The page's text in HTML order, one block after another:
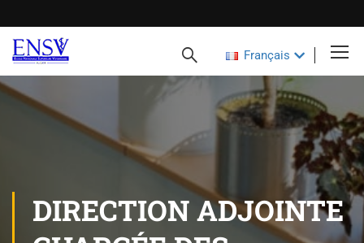
Français
DIRECTION ADJOINTE